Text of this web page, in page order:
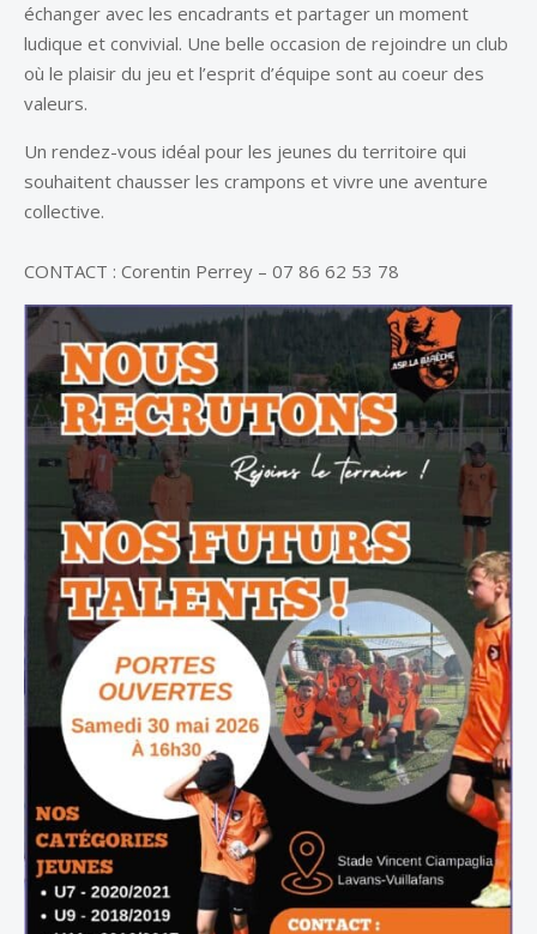
échanger avec les encadrants et partager un moment
ludique et convivial. Une belle occasion de rejoindre un club
où le plaisir du jeu et l’esprit d’équipe sont au coeur des
valeurs.
Un rendez-vous idéal pour les jeunes du territoire qui
souhaitent chausser les crampons et vivre une aventure
collective.
CONTACT : Corentin Perrey – 07 86 62 53 78